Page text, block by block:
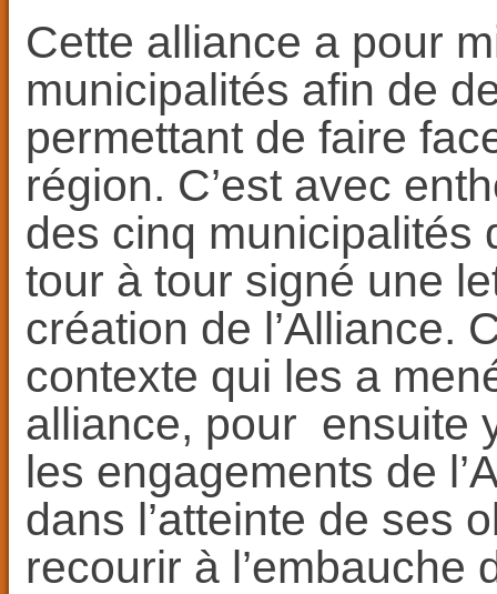
Cette alliance a pour
municipalités afin de
permettant de faire
région. C’est avec
des cinq municipalités
tour à tour signé une
création de l’Alliance.
contexte qui les a
alliance, pour ensuite
les engagements de
dans l’atteinte de ses
recourir à l’embauche